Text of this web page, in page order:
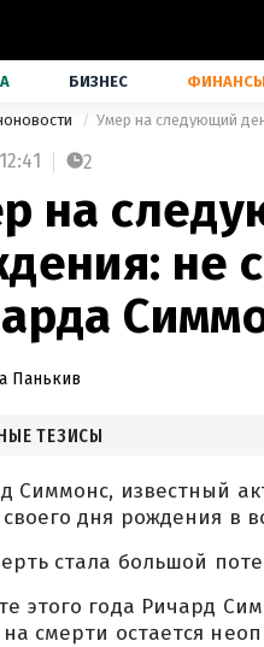
БИЗНЕС
Умер на следующий
12:41 2
на
не
Панькив
ТЕЗИСЫ
Симмонс, известный
дня рождения в
стала большой
этого года Ричард
смерти остается